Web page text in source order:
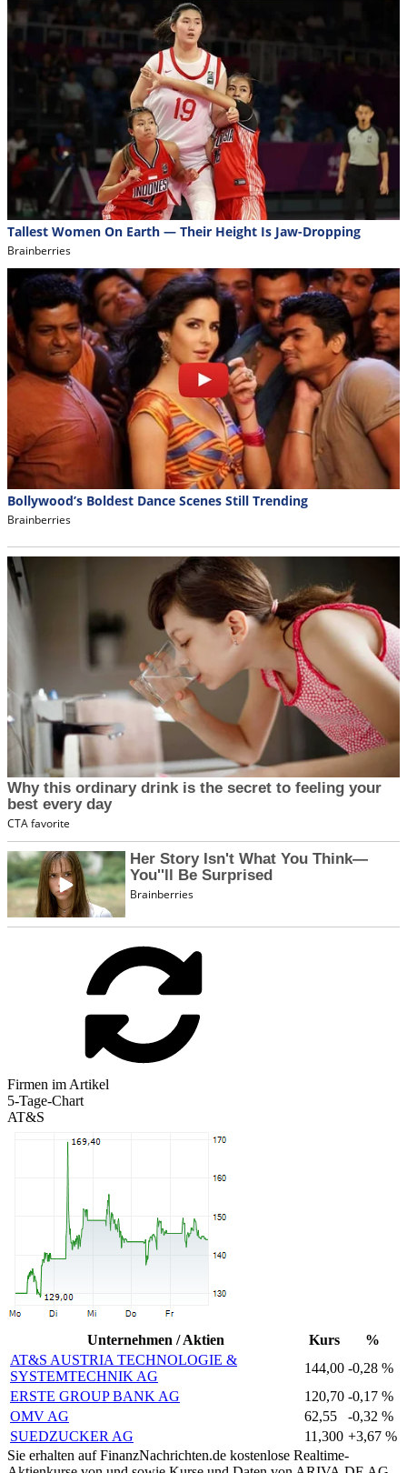
Firmen im Artikel
5-Tage-Chart
AT&S
Unternehmen / Aktien Kurs
%
AT&S AUSTRIA TECHNOLOGIE &
SYSTEMTECHNIK AG
144,00 -0,28 %
ERSTE GROUP BANK AG
120,70 -0,17 %
OMV AG
62,55
-0,32 %
SUEDZUCKER AG
11,300 +3,67 %
Sie erhalten auf FinanzNachrichten.de kostenlose Realtime-